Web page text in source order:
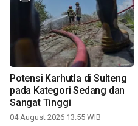
Potensi Karhutla di Sulteng
pada Kategori Sedang dan
Sangat Tinggi
04 August 2026 13:55 WIB